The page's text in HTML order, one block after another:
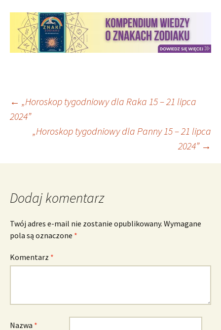
Nawigacja
wpisu
← „Horoskop tygodniowy dla Raka 15 – 21 lipca
2024”
„Horoskop tygodniowy dla Panny 15 – 21 lipca
2024” →
Dodaj komentarz
Twój adres e-mail nie zostanie opublikowany. Wymagane
pola są oznaczone *
Komentarz *
Nazwa *